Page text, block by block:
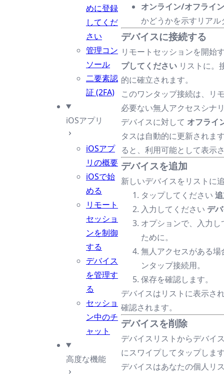
めに登録
してくだ
さい
管理コン
ソール
二要素認
証 (2FA)
iOSアプリ
iOSアプ
リの概要
iOSで始
める
リモート
セッショ
ンを制御
する
デバイス
を管理す
る
セッショ
ン中のチ
ャット
高度な機能
オンライン/オフライ
かどうかを示すリア
デバイスに接続する
リモートセッションを開始
プしてください リストに。
的に確立されます。
このワンタップ接続は、リ
必要ない無人アクセスシナ
デバイスに対して オフライ
タスは自動的に更新されま
ると、利用可能として表示
デバイスを追加
新しいデバイスをリストに
タップしてください
入力してください デ
オプションで、入力
ために。
無人アクセスがある
ンタップ接続用。
保存を確認します。
デバイスはリストに表示さ
確認されます。
デバイスを削除
デバイスリストからデバイ
にスワイプしてタップしま
デバイスはあなたの個人リ